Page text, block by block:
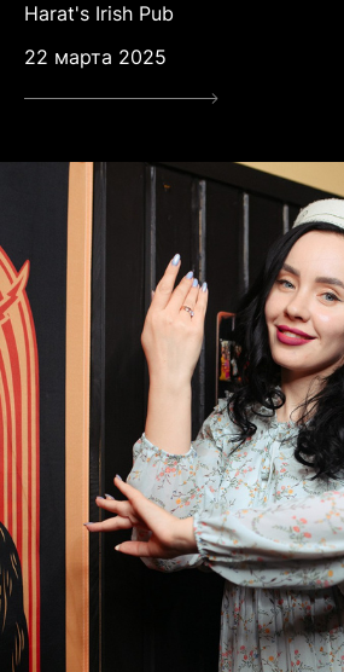
Harat's Irish Pub
22 марта 2025